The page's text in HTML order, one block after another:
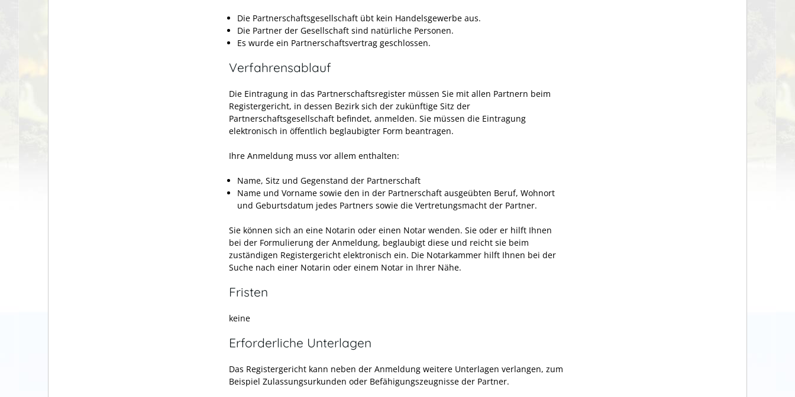
Die Partnerschaftsgesellschaft übt kein Handelsgewerbe aus.
Die Partner der Gesellschaft sind natürliche Personen.
Es wurde ein Partnerschaftsvertrag geschlossen.
Verfahrensablauf
Die Eintragung in das Partnerschaftsregister müssen Sie mit allen Partnern beim
Registergericht, in dessen Bezirk sich der zukünftige Sitz der
Partnerschaftsgesellschaft befindet, anmelden. Sie müssen die Eintragung
elektronisch in öffentlich beglaubigter Form beantragen.
Ihre Anmeldung muss vor allem enthalten:
Name, Sitz und Gegenstand der Partnerschaft
Name und Vorname sowie den in der Partnerschaft ausgeübten Beruf, Wohnort
und Geburtsdatum jedes Partners sowie die Vertretungsmacht der Partner.
Sie können sich an eine Notarin oder einen Notar wenden. Sie oder er hilft Ihnen
bei der Formulierung der Anmeldung, beglaubigt diese und reicht sie beim
zuständigen Registergericht elektronisch ein. Die Notarkammer hilft Ihnen bei der
Suche nach einer Notarin oder einem Notar in Ihrer Nähe.
Fristen
keine
Erforderliche Unterlagen
Das Registergericht kann neben der Anmeldung weitere Unterlagen verlangen, zum
Beispiel Zulassungsurkunden oder Befähigungszeugnisse der Partner.